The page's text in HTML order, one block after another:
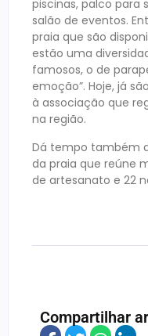
piscinas, palco para
salão de eventos.
praia que são
estão uma
famosos, o de
emoção”. Hoje, já
à associação que
na região.
Dá tempo também
da praia que reúne
de artesanato e 22
Compartilhar